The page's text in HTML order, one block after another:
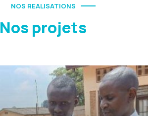
NOS REALISATIONS
Nos projets